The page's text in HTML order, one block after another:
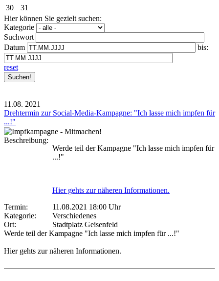
30
31
Hier können Sie gezielt suchen:
Kategorie
Suchwort
Datum
bis:
reset
11.08. 2021
Drehtermin zur Social-Media-Kampagne: "Ich lasse mich impfen für
...!"
Beschreibung:
Werde teil der Kampagne "Ich lasse mich impfen für
...!"
Hier gehts zur näheren Informationen.
Termin:
11.08.2021 18:00 Uhr
Kategorie:
Verschiedenes
Ort:
Stadtplatz Geisenfeld
Werde teil der Kampagne "Ich lasse mich impfen für ...!"
Hier gehts zur näheren Informationen.